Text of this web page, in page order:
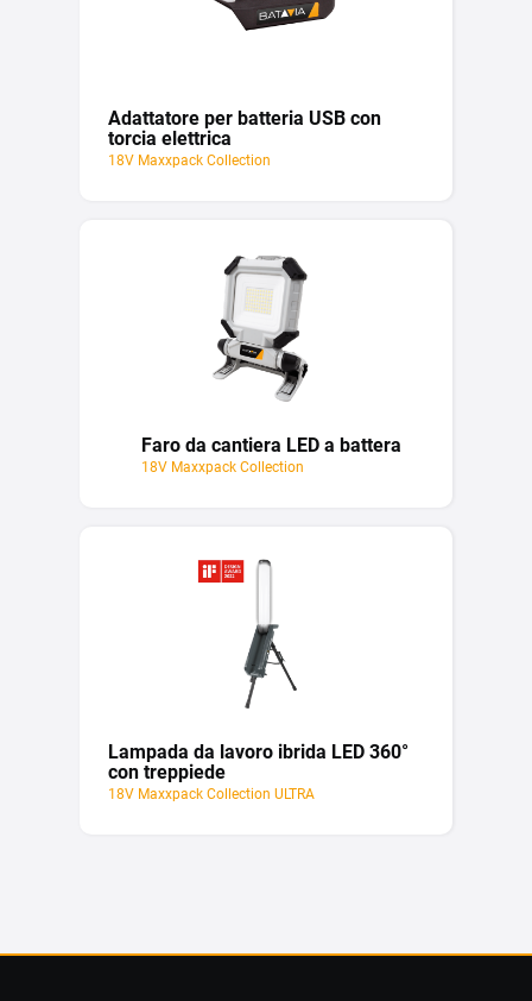
Adattatore per batteria USB con
torcia elettrica
18V Maxxpack Collection
Faro da cantiera LED a battera
18V Maxxpack Collection
Lampada da lavoro ibrida LED 360°
con treppiede
18V Maxxpack Collection ULTRA